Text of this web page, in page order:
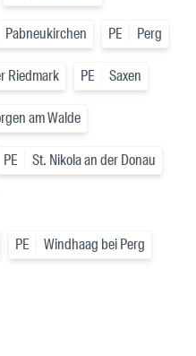
Pabneukirchen PE Perg
Riedmark PE Saxen
am Walde
PE St. Nikola an der Donau
PE Windhaag bei Perg